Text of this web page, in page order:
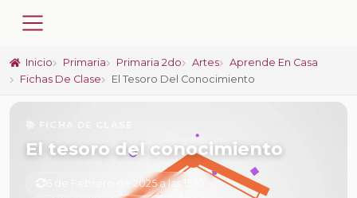
Inicio Primaria Primaria 2do Artes
Aprende En Casa
Fichas De Clase
El Tesoro Del Conocimiento
El tesoro del conocimiento
6 de Febrero de 2025 a las 15:10